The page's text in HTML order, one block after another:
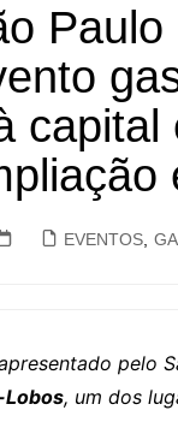
EVENTOS
pelo
Lobos, um dos